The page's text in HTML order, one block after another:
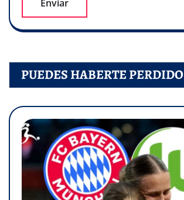
PUEDES HABERTE PERDIDO